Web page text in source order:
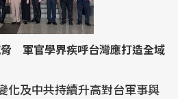
軍官學界疾呼台灣應打造全域
化及中共持續升高對台軍事與